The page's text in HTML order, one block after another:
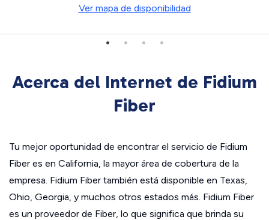
Ver mapa de disponibilidad
Acerca del Internet de Fidium
Fiber
Tu mejor oportunidad de encontrar el servicio de Fidium
Fiber es en California, la mayor área de cobertura de la
empresa. Fidium Fiber también está disponible en Texas,
Ohio, Georgia, y muchos otros estados más. Fidium Fiber
es un proveedor de Fiber, lo que significa que brinda su